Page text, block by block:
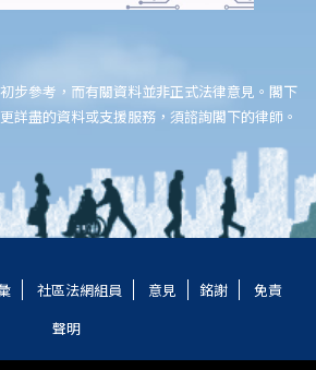
會否接受中醫發出的醫療報告 / 醫生紙？
索償？
居意外）購買了數份保險。我可否從所有保
取實際開支或損失？人壽保險的死亡賠償會
否接受中醫發出的醫療報告 / 醫生紙？
取實際開支或損失？
甚麼？如果我受了傷但沒有表面傷痕，我可
步參考，而有關資料並非正式法律意見。閣下
詳盡的資料或支援服務，須諮詢閣下的律師。
社區法網組員 意見 銘謝
免責
聲明